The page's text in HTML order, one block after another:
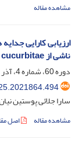
مشاهده مقاله
ناشی از Neocosmospora cucurbitae
دوره 60، شماره 4، آذر 1404، صفحه
سارا جلائی پوستین
مشاهده مقاله اصل